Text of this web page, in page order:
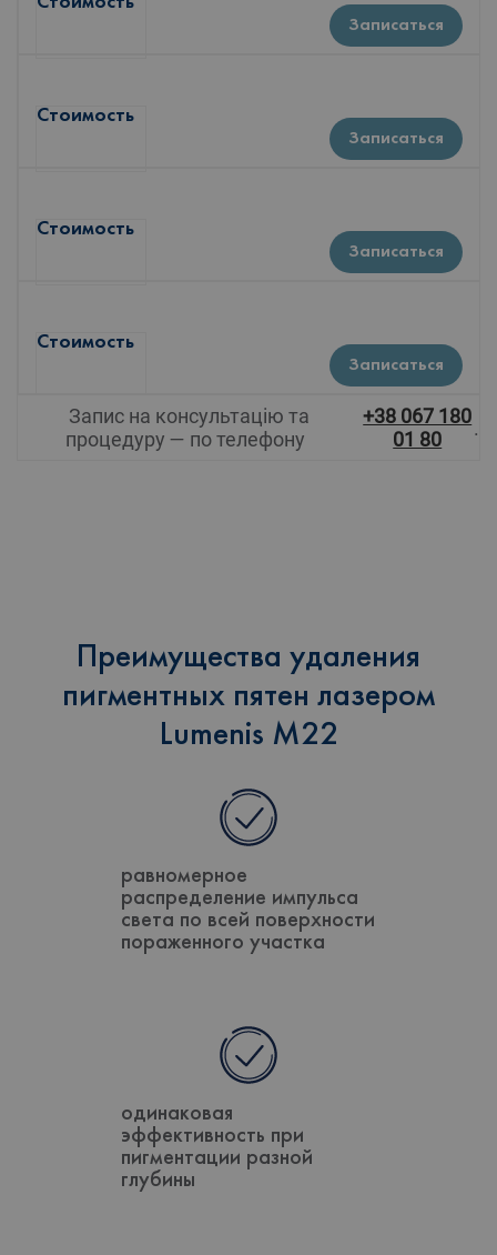
Записаться
Стоимость
Записаться
Стоимость
Записаться
Стоимость
Записаться
Запис на консультацію та
процедуру — по телефону
+38 067 180
01 80
.
Преимущества удаления
пигментных пятен лазером
Lumenis M22
равномерное
распределение импульса
света по всей поверхности
пораженного участка
одинаковая
эффективность при
пигментации разной
глубины